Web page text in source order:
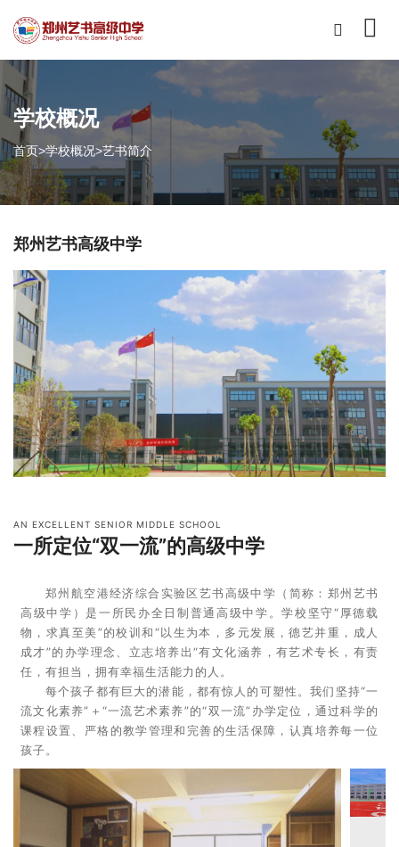
学校概况
首页>学校概况>艺书简介
郑州艺书高级中学
AN EXCELLENT SENIOR MIDDLE SCHOOL
一所定位“双一流”的高级中学
郑州航空港经济综合实验区艺书⾼级中学（简称： 郑州艺书
⾼级中学）是⼀所⺠办全⽇制普通⾼级中学。学校坚守“厚德载
物，求真⾄美”的校训和“以⽣为本，多元发展，德艺并重，成⼈
成才”的办学理念、⽴志培养出“有⽂化涵养，有艺术专⻓，有责
任，有担当，拥有幸福⽣活能⼒的⼈。
每个孩子都有巨大的潜能，都有惊人的可塑性。我们坚持“一
流文化素养”＋“一流艺术素养”的“双一流”办学定位，通过科学的
课程设置、严格的教学管理和完善的生活保障，认真培养每一位
孩子。